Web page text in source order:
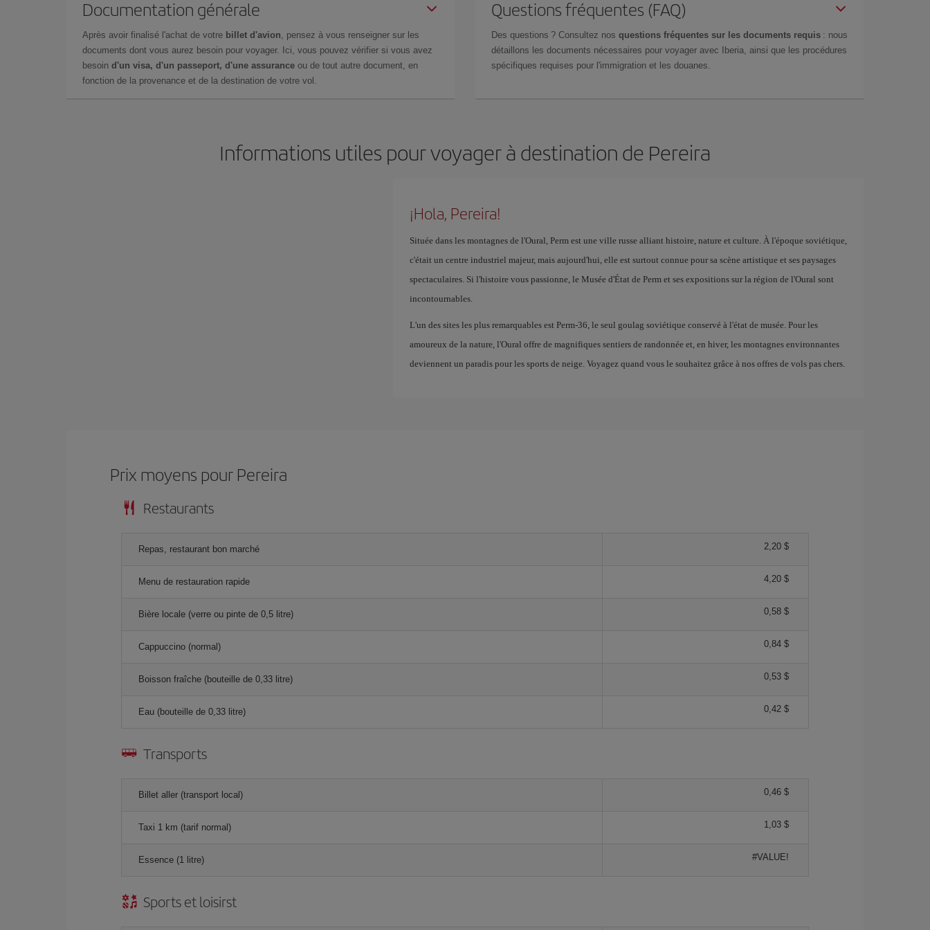
Documentation générale
Après avoir finalisé l'achat de votre billet d'avion, pensez à vous renseigner sur les
documents dont vous aurez besoin pour voyager. Ici, vous pouvez vérifier si vous avez
besoin d'un visa, d'un passeport, d'une assurance ou de tout autre document, en
fonction de la provenance et de la destination de votre vol.
Questions fréquentes (FAQ)
Des questions ? Consultez nos questions fréquentes sur les documents requis : nous
détaillons les documents nécessaires pour voyager avec Iberia, ainsi que les procédures
spécifiques requises pour l'immigration et les douanes.
Informations utiles pour voyager à destination de Pereira
¡Hola, Pereira!
Située dans les montagnes de l'Oural, Perm est une ville russe alliant histoire, nature et culture. À l'époque soviétique,
c'était un centre industriel majeur, mais aujourd'hui, elle est surtout connue pour sa scène artistique et ses paysages
spectaculaires. Si l'histoire vous passionne, le Musée d'État de Perm et ses expositions sur la région de l'Oural sont
incontournables.
L'un des sites les plus remarquables est Perm-36, le seul goulag soviétique conservé à l'état de musée. Pour les
amoureux de la nature, l'Oural offre de magnifiques sentiers de randonnée et, en hiver, les montagnes environnantes
deviennent un paradis pour les sports de neige. Voyagez quand vous le souhaitez grâce à nos offres de vols pas chers.
Prix ​​moyens pour Pereira
Restaurants
Repas, restaurant bon marché 2,20 $
Menu de restauration rapide 4,20 $
Bière locale (verre ou pinte de 0,5 litre) 0,58 $
Cappuccino (normal) 0,84 $
Boisson fraîche (bouteille de 0,33 litre) 0,53 $
Eau (bouteille de 0,33 litre) 0,42 $
Transports
Billet aller (transport local) 0,46 $
Taxi 1 km (tarif normal) 1,03 $
Essence (1 litre) #VALUE!
Sports et loisirst